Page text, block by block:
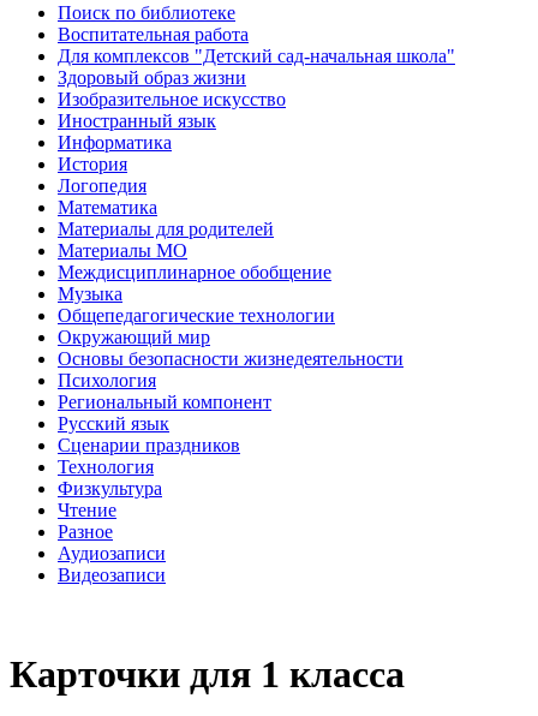
Поиск по библиотеке
Воспитательная работа
Для комплексов "Детский сад-начальная школа"
Здоровый образ жизни
Изобразительное искусство
Иностранный язык
Информатика
История
Логопедия
Математика
Материалы для родителей
Материалы МО
Междисциплинарное обобщение
Музыка
Общепедагогические технологии
Окружающий мир
Основы безопасности жизнедеятельности
Психология
Региональный компонент
Русский язык
Сценарии праздников
Технология
Физкультура
Чтение
Разное
Аудиозаписи
Видеозаписи
Карточки для 1 класса